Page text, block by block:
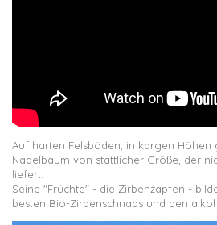
Auf harten Felsböden, in kargen Höhen
Nadelbaum von stattlicher Größe, der
liefert.
Seine "Früchte" - die Zirbenzapfen -
besten Bio-Zirbenschnaps und den